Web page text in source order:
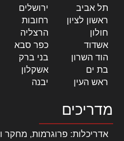
תל אביב ירושלים
ראשון לציון
רחובות
חולון
הרצליה
אשדוד
כפר סבא
הוד השרון
בני ברק
בת ים
אשקלון
ראש העין
יבנה
מדריכים
אדריכלות: פרוגרמות, מחקר